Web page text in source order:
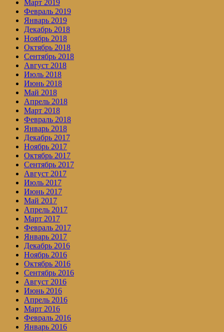
Март 2019
Февраль 2019
Январь 2019
Декабрь 2018
Ноябрь 2018
Октябрь 2018
Сентябрь 2018
Август 2018
Июль 2018
Июнь 2018
Май 2018
Апрель 2018
Март 2018
Февраль 2018
Январь 2018
Декабрь 2017
Ноябрь 2017
Октябрь 2017
Сентябрь 2017
Август 2017
Июль 2017
Июнь 2017
Май 2017
Апрель 2017
Март 2017
Февраль 2017
Январь 2017
Декабрь 2016
Ноябрь 2016
Октябрь 2016
Сентябрь 2016
Август 2016
Июнь 2016
Апрель 2016
Март 2016
Февраль 2016
Январь 2016